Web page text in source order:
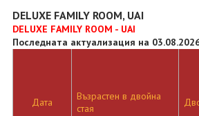
DELUXE FAMILY ROOM, UAI
DELUXE FAMILY ROOM - UAI
Последната актуализация на
Дата
Възрастен в двойна
стая